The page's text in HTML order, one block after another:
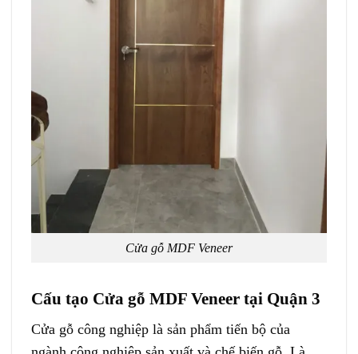
Cửa gỗ MDF Veneer
Cấu tạo Cửa gỗ MDF Veneer tại Quận 3
Cửa gỗ công nghiệp là sản phẩm tiến bộ của